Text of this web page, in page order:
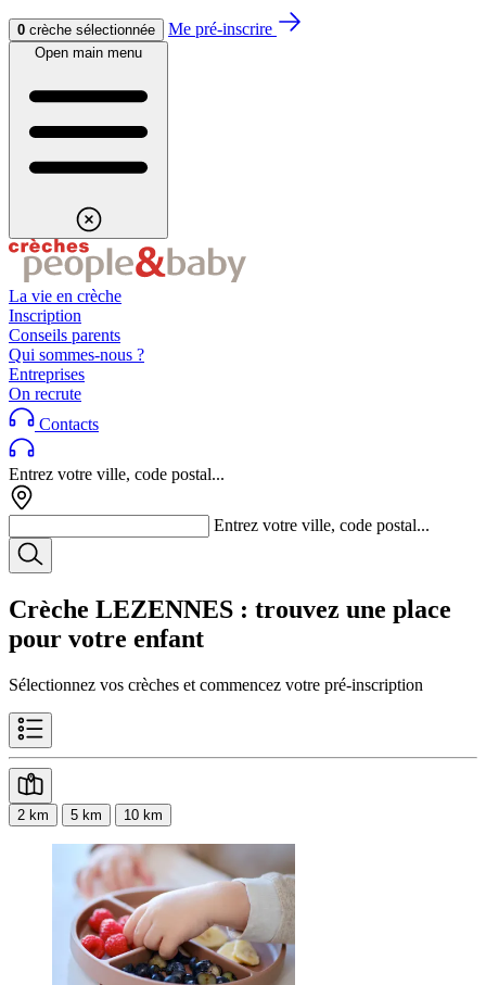
Aller au contenuAller au footer
0 crèche sélectionnée Me pré-inscrire
Open main menu
La vie en crèche
Inscription
Conseils parents
Qui sommes-nous ?
Entreprises
On recrute
Contacts
Entrez votre ville, code postal...
Entrez votre ville, code postal...
Crèche LEZENNES : trouvez une place
pour votre enfant
Sélectionnez vos crèches et commencez votre pré-inscription
2 km 5 km 10 km